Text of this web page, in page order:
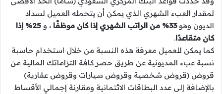
لمقدار العبء الشهري الذي يمكن أن يتحمله العميل لسداد
الديون وهو33% من الراتب الشهري إذا كان موظفًا ، و
25% إذا
كان متقاعدًا.
كما يمكن للعميل معرفة هذه النسبة من خلال استخدام حاسبة
نسبة عبء المديونية عن طريق حصر كافة التزاماتك المالية من
قروض (قروض شخصية وقروض سيارات وقروض عقارية)
بالإضافة إلى عدد البطاقات الائتمانية ومقارنة إجمالي الأقساط